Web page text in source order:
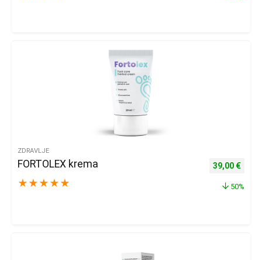
ZDRAVLJE
FORTOLEX krema
★ ★ ★ ★ ★
Izvorna
39,00 €
50%